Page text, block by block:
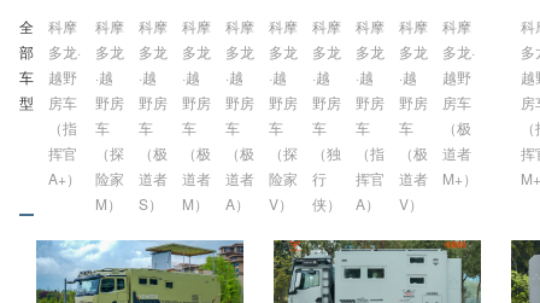
全
部
车
型
科摩
多龙·
越野
房车
（指
挥官
A+）
科摩
多龙
·越
野房
车
（探
险家
M）
科摩
多龙
·越
野房
车
（极
道者
S）
科摩
多龙
·越
野房
车
（极
道者
M）
科摩
多龙
·越
野房
车
（极
道者
A）
科摩
多龙
·越
野房
车
（探
险家
V）
科摩
多龙
·越
野房
车
（独
行
侠）
科摩
多龙
·越
野房
车
（指
挥官
A）
科摩
多龙
·越
野房
车
（极
道者
V）
科摩
多龙·
越野
房车
（极
道者
M+）
科
多
越
房
挥